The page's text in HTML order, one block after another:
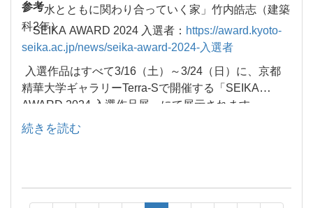
「水とともに関わり合っていく家」竹内皓志（建築
科2年）
参考
SEIKA AWARD 2024 入選者： https://award.kyoto-
seika.ac.jp/news/seika-award-2024-入選者
入選作品はすべて3/16（土）～3/24（日）に、京都
精華大学ギャラリーTerra-Sで開催する「SEIKA
AWARD 2024 入選作品展」にて展示されます。
続きを読む